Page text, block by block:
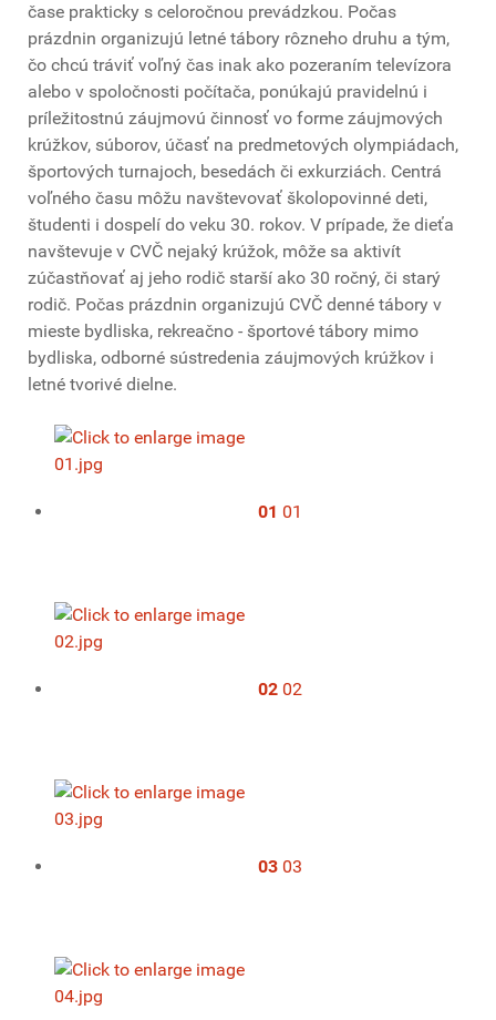
čase prakticky s celoročnou prevádzkou. Počas
prázdnin organizujú letné tábory rôzneho druhu a tým,
čo chcú tráviť voľný čas inak ako pozeraním televízora
alebo v spoločnosti počítača, ponúkajú pravidelnú i
príležitostnú záujmovú činnosť vo forme záujmových
krúžkov, súborov, účasť na predmetových olympiádach,
športových turnajoch, besedách či exkurziách. Centrá
voľného času môžu navštevovať školopovinné deti,
študenti i dospelí do veku 30. rokov. V prípade, že dieťa
navštevuje v CVČ nejaký krúžok, môže sa aktivít
zúčastňovať aj jeho rodič starší ako 30 ročný, či starý
rodič. Počas prázdnin organizujú CVČ denné tábory v
mieste bydliska, rekreačno - športové tábory mimo
bydliska, odborné sústredenia záujmových krúžkov i
letné tvorivé dielne.
01 01
02 02
03 03